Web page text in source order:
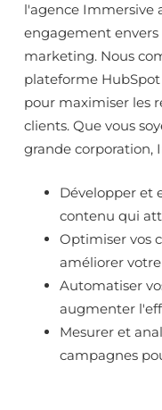
l'agence Immersive
engagement
marketing. Nous
plateforme
pour maximiser les
clients. Que vous
grande corporation,
Développer et
contenu qui
Optimiser vos
améliorer
Automatiser
augmenter
Mesurer et
campagnes